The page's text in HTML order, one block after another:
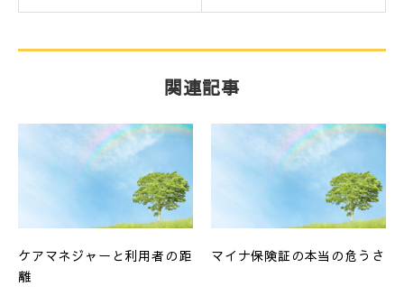
関連記事
ケアマネジャーと利用者の距
離
マイナ保険証の本当の危うさ